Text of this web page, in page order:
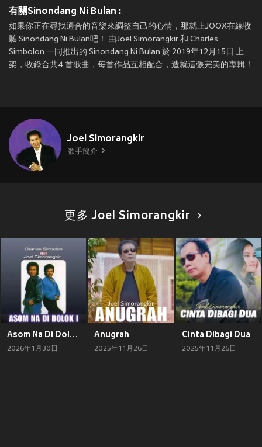
有關Sinondang Ni Bulan :
如果你正在尋找適合的音樂來調整自己的心情，那就上JOOX在線收
聽 Sinondang Ni Bulan吧！ 由Joel Simorangkir 和 Charles
Simbolon 一同推出的 Sinondang Ni Bulan 於 2019年12月15日 上
架，收錄合共4 首歌曲，每首作品互相配合，造就這張完美的專輯！
Joel Simorangkir
歌手簡介
更多 Joel Simorangkir
Asom Na Di Dolok I
2026年1月30日
Anugrah
2025年11月26日
Cinta Dibagi Dua
2025年11月26日